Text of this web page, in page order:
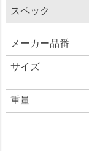
スペック
メーカー品番
サイズ
重量